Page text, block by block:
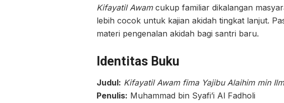
Kifayatil Awamcukup familiar dikalangan
lebih cocok untuk kajian akidah tingkat lanjut.
materi pengenalan akidah bagi santri baru.
Identitas Buku
Judul: Kifayatil Awam fima Yajibu Alaihim min
Penulis: Muhammad bin Syafi’i Al Fadholi